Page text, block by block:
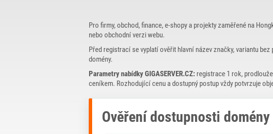
Pro firmy, obchod, finance, e-shopy a projekty zaměřené na
nebo obchodní verzi webu.
Před registrací se vyplatí ověřit hlavní název značky, variantu bez
domény.
Parametry nabídky GIGASERVER.CZ: registrace 1 rok,
ceníkem. Rozhodující cenu a dostupný postup vždy potvrzuje
Ověření dostupnosti domény